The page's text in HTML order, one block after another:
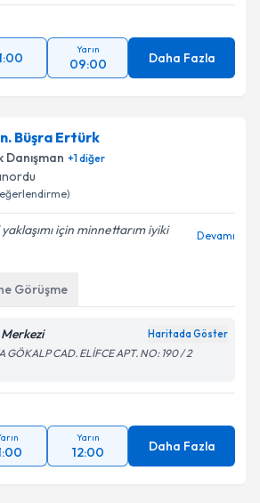
Yarın
09:00 Daha Fazla
Büşra Ertürk
Danışman +1diğer
için minnettarım iyiki
Devamı
Görüşme
Haritada Göster
GÖKALP CAD. ELİFCE APT. NO: 190 / 2
Yarın
12:00 Daha Fazla